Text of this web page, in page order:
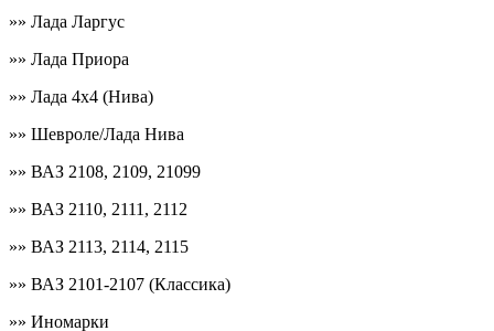
»» Лада Ларгус
»» Лада Приора
»» Лада 4х4 (Нива)
»» Шевроле/Лада Нива
»» ВАЗ 2108, 2109, 21099
»» ВАЗ 2110, 2111, 2112
»» ВАЗ 2113, 2114, 2115
»» ВАЗ 2101-2107 (Классика)
»» Иномарки